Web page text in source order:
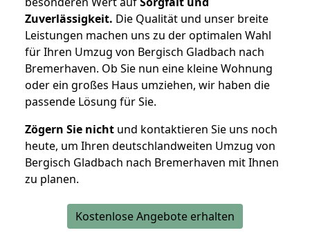
Zuverlässigkeit. Die Qualität und unser breite
Leistungen machen uns zu der optimalen Wahl
für Ihren Umzug von Bergisch Gladbach nach
Bremerhaven. Ob Sie nun eine kleine Wohnung
oder ein großes Haus umziehen, wir haben die
passende Lösung für Sie.
Zögern Sie nicht und kontaktieren Sie uns noch
heute, um Ihren deutschlandweiten Umzug von
Bergisch Gladbach nach Bremerhaven mit Ihnen
zu planen.
Kostenlose Angebote erhalten